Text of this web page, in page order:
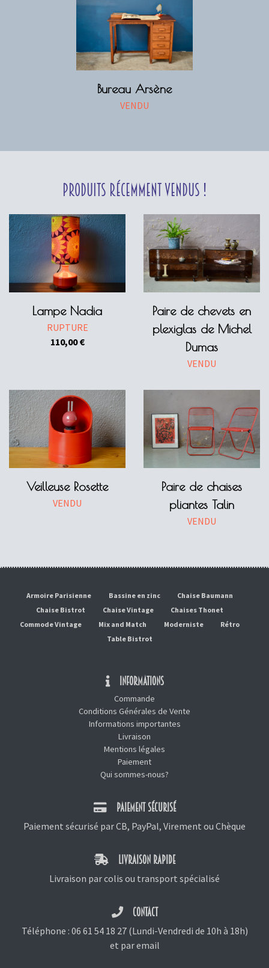
Bureau Arsène
VENDU
Produits récemment vendus !
Lampe Nadia
RUPTURE
110,00€
Paire de chevets en
plexiglas de Michel
Dumas
VENDU
Veilleuse Rosette
VENDU
Paire de chaises
pliantes Talin
VENDU
Armoire Parisienne Bassine en zinc
Chaise Baumann
Chaise Bistrot
Chaise Vintage
Chaises Thonet
Commode Vintage
Mix and Match Moderniste
Rétro
Table Bistrot
INFORMATIONS
Commande
Conditions Générales de Vente
Informations importantes
Livraison
Mentions légales
Paiement
Qui sommes-nous?
PAIEMENT SÉCURISÉ
Paiement sécurisé par CB, PayPal, Virement ou Chèque
LIVRAISON RAPIDE
Livraison par colis ou transport spécialisé
CONTACT
Téléphone : 06 61 54 18 27(Lundi-Vendredi de 10h à 18h)
et par email